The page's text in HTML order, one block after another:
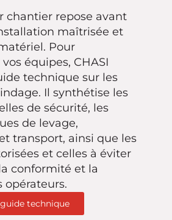
chantier repose avant
maîtrisée et
Pour
équipes, CHASI
technique sur les
Il synthétise les
de sécurité, les
de levage,
transport, ainsi que les
et celles à éviter
conformité et la
opérateurs.
technique